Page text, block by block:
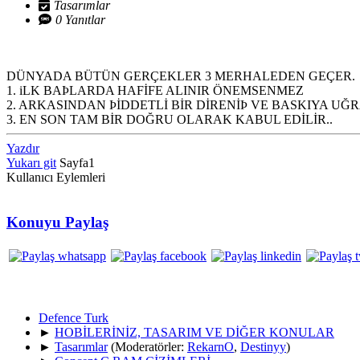
Tasarımlar
0 Yanıtlar
DÜNYADA BÜTÜN GERÇEKLER 3 MERHALEDEN GEÇER.
1. iLK BAÞLARDA HAFİFE ALINIR ÖNEMSENMEZ
2. ARKASINDAN ÞİDDETLİ BİR DİRENİÞ VE BASKIYA
3. EN SON TAM BİR DOĞRU OLARAK KABUL EDİLİR..
Yazdır
Yukarı git Sayfa1
Kullanıcı Eylemleri
Konuyu Paylaş
Defence Turk
► HOBİLERİNİZ, TASARIM VE DİĞER KONULAR
► Tasarımlar (Moderatörler: RekarnO, Destinyy)